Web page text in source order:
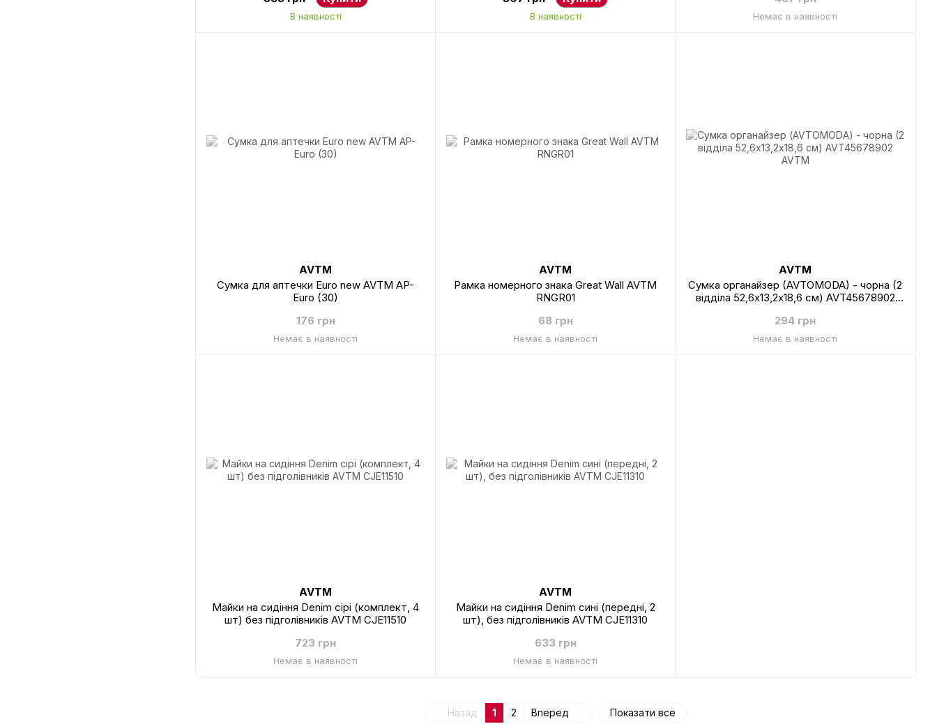
В наявності В наявності Немає в наявності
AVTM
Сумка для аптечки Euro new AVTM AP-
Euro (30)
176 грн
Немає в наявності
AVTM
Рамка номерного знака Great Wall AVTM
RNGR01
68 грн
Немає в наявності
AVTM
Сумка органайзер (AVTOMODA) - чорна (2
відділа 52,6х13,2х18,6 см) AVT45678902
294 грн
Немає в наявності
AVTM
Майки на сидіння Denim сірі (комплект, 4
шт) без підголівників AVTM CJE11510
723 грн
Немає в наявності
AVTM
Майки на сидіння Denim сині (передні, 2
шт), без підголівників AVTM CJE11310
633 грн
Немає в наявності
Назад 1 2 Вперед Показати все